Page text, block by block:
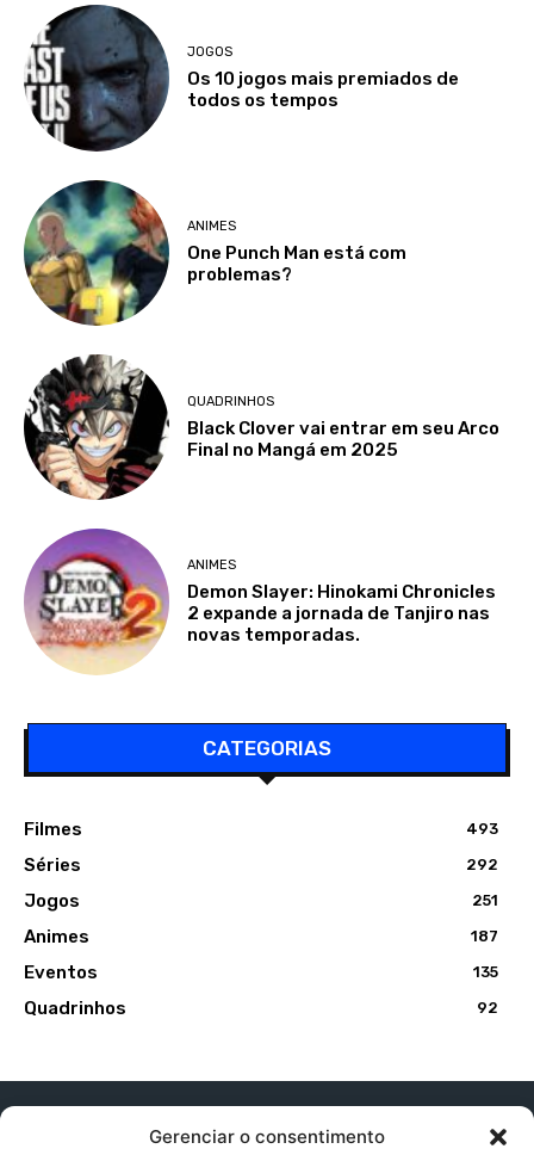
Gerenciar o consentimento
JOGOS
Os 10 jogos mais premiados de
todos os tempos
ANIMES
One Punch Man está com
problemas?
QUADRINHOS
Black Clover vai entrar em seu Arco
Final no Mangá em 2025
ANIMES
Demon Slayer: Hinokami Chronicles
2 expande a jornada de Tanjiro nas
novas temporadas.
CATEGORIAS
Filmes 493
Séries 292
Jogos 251
Animes 187
Eventos 135
Quadrinhos 92